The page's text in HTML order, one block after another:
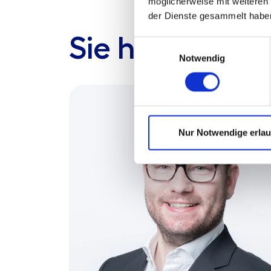
der Dienste gesammelt
Notwendig
Nur Notwendige
Sie haben